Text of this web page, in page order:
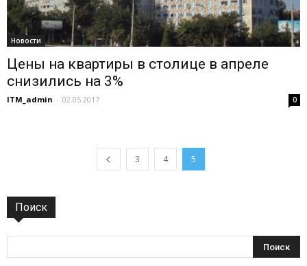
Новости
Цены на квартиры в столице в апреле
снизились на 3%
ITM_admin - 02.05.2017 0
3 4 5
Поиск